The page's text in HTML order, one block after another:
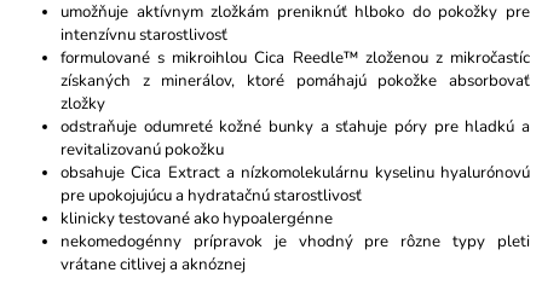
umožňuje aktívnym zložkám preniknúť hlboko do pokožky pre
intenzívnu starostlivosť
formulované s mikroihlou Cica Reedle™ zloženou z mikročastíc
získaných z minerálov, ktoré pomáhajú pokožke absorbovať
zložky
odstraňuje odumreté kožné bunky a sťahuje póry pre hladkú a
revitalizovanú pokožku
obsahuje Cica Extract a nízkomolekulárnu kyselinu hyalurónovú
pre upokojujúcu a hydratačnú starostlivosť
klinicky testované ako hypoalergénne
nekomedogénny prípravok je vhodný pre rôzne typy pleti
vrátane citlivej a aknóznej